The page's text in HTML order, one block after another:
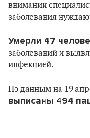
внимании
заболевания
Умерли 47
заболеваний и
инфекцией.
По данным на 19
выписаны 494